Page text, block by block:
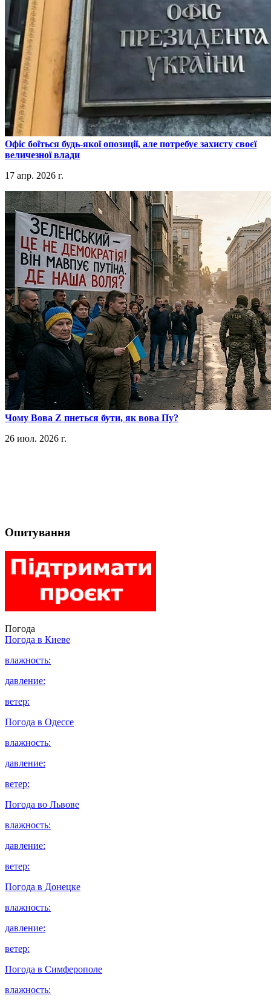
​Офіс боїться будь-якої опозиції, але потребує захисту своєї
величезної влади
17 апр. 2026 г.
​Чому Вова Z пнеться бути, як вова Пу?
26 июл. 2026 г.
Опитування
Погода
Погода в Киеве
влажность:
давление:
ветер:
Погода в Одессе
влажность:
давление:
ветер:
Погода во Львове
влажность:
давление:
ветер:
Погода в Донецке
влажность:
давление:
ветер:
Погода в Симферополе
влажность: